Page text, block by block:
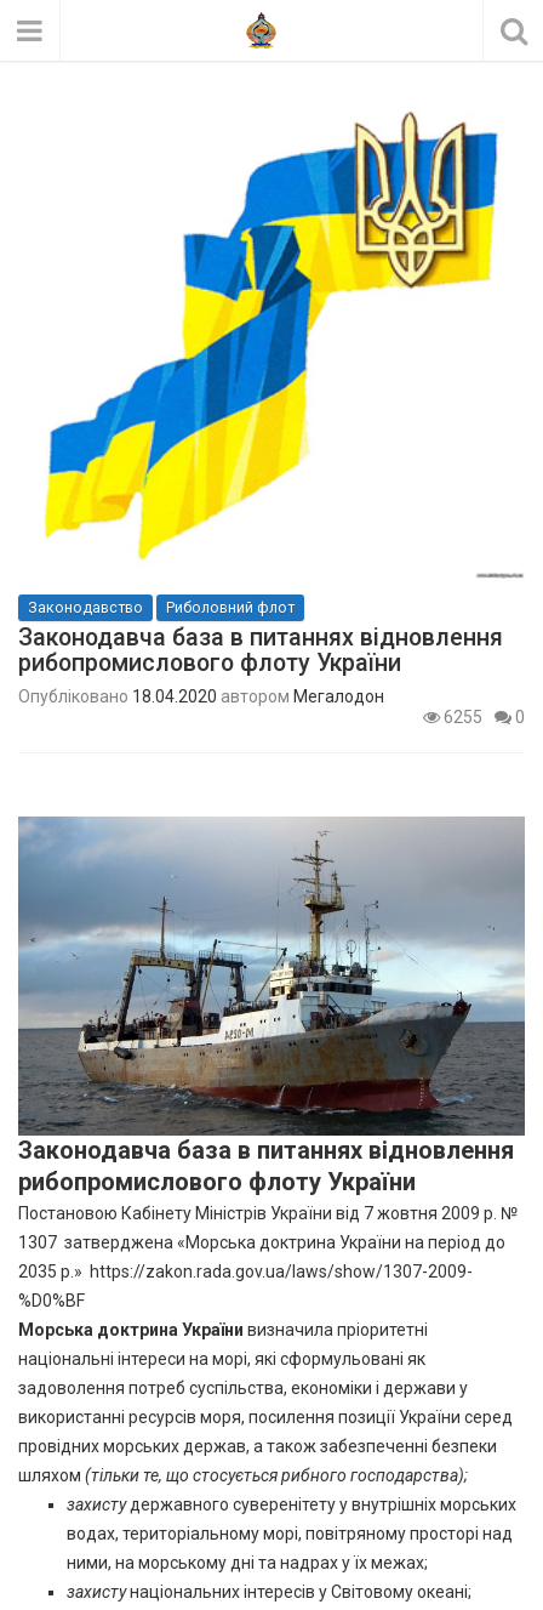
Законодавство Риболовний флот
Законодавча база в питаннях відновлення
рибопромислового флоту України
Опубліковано 18.04.2020 автором Мегалодон
6255
0
Законодавча база в питаннях відновлення
рибопромислового флоту України
Постановою Кабінету Міністрів України від 7 жовтня 2009 р. №
1307 затверджена «Морська доктрина України на період до
2035 р.» https://zakon.rada.gov.ua/laws/show/1307-2009-
%D0%BF
Морська доктрина України визначила пріоритетні
національні інтереси на морі, які сформульовані як
задоволення потреб суспільства, економіки і держави у
використанні ресурсів моря, посилення позиції України серед
провідних морських держав, а також забезпеченні безпеки
шляхом (тільки те, що стосується рибного господарства);
захистудержавного суверенітету у внутрішніх морських
водах, територіальному морі, повітряному просторі над
ними, на морському дні та надрах у їх межах;
захистунаціональних інтересів у Світовому океані;